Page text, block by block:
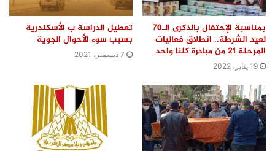
بمناسبة الإحتفال بالذكرى الـ70
لعيد الشرطة.. انطلاق فعاليات
المرحلة 21 من مبادرة كلنا واحد
19 يناير، 2022
تعطيل الدراسة ب الأسكندرية
بسبب سوء الأحوال الجوية
7 ديسمبر، 2021